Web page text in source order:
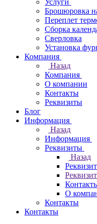
Услуги
Брошюровка
Переплет
Сборка
Сверловка
Установка
Компания
Назад
Компания
О компании
Контакты
Реквизиты
Блог
Информация
Назад
Информация
Реквизиты
Назад
О
Контакты
Контакты